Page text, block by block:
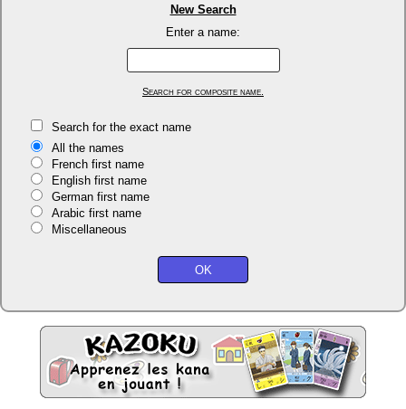
New Search
Enter a name:
Search for composite name.
Search for the exact name
All the names
French first name
English first name
German first name
Arabic first name
Miscellaneous